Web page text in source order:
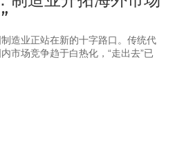
造业正站在新的十字路口。传统代
市场竞争趋于白热化，“走出去”已